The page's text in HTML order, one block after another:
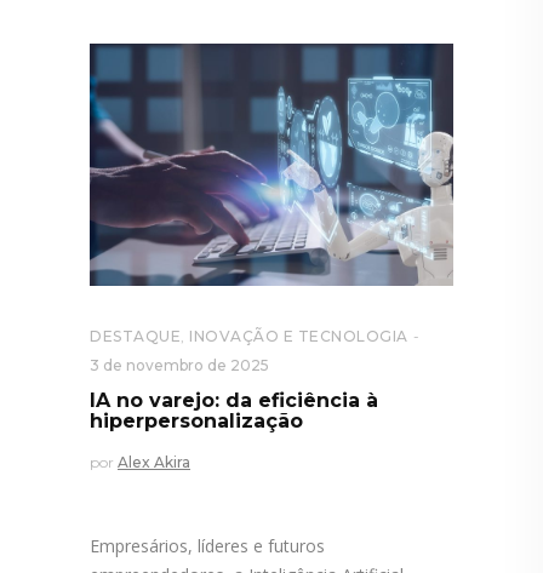
DESTAQUE INOVAÇÃO E TECNOLOGIA
3 de novembro de 2025
IA no varejo: da eficiência à
hiperpersonalização
por Alex Akira
Empresários, líderes e futuros